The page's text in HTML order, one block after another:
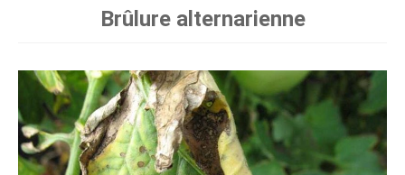
Brûlure alternarienne